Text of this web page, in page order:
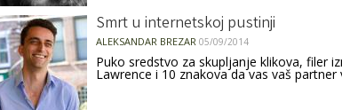
Smrt u internetskoj pustinji
ALEKSANDAR BREZAR 05/09/2014
Puko sredstvo za skupljanje klikova, filer
Lawrence i 10 znakova da vas vaš partner